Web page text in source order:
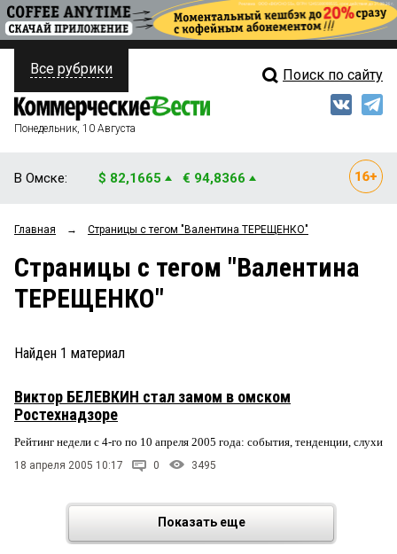
ПОЛИТИКА
ФИНАНСЫ
ОБЩЕСТВО
ЗАКОН
НОВОСТИ КОМПАНИЙ
ПРОИСШЕСТВИЯ
СТИЛЬ ЖИЗНИ
Свежий выпуск
Мнения
Рейтинги
Все рубрики Поиск по сайту
Понедельник, 10 Августа
В Омске: $ 82,1665 € 94,8366
Главная → Страницы c тегом "Валентина ТЕРЕЩЕНКО"
Страницы c тегом "Валентина
ТЕРЕЩЕНКО"
Найден 1 материал
Виктор БЕЛЕВКИН стал замом в омском
Ростехнадзоре
Рейтинг недели с 4-го по 10 апреля 2005 года: события, тенденции, слухи
18 апреля 2005 10:17 0 3495
Показать еще